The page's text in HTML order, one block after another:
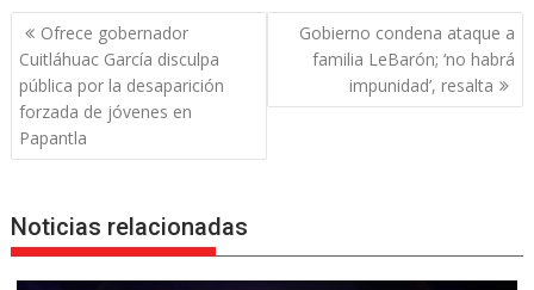
Navegación
de
entradas
Ofrece gobernador
Cuitláhuac García disculpa
pública por la desaparición
forzada de jóvenes en
Papantla
Gobierno condena ataque a
familia LeBarón; ‘no habrá
impunidad’, resalta
Noticias relacionadas